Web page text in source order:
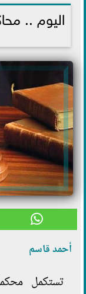
2021-11-22 00:42:24
اليوم ..
أحمد قاسم
تستكمل